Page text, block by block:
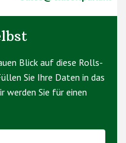
Blick auf diese Rolls-
Sie Ihre Daten in das
werden Sie für einen